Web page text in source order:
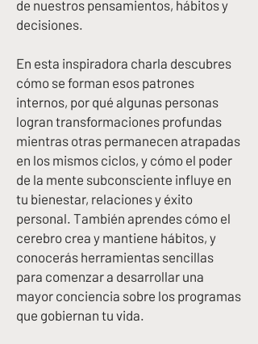
de nuestros pensamientos, hábitos y
decisiones.
En esta inspiradora charla descubres
cómo se forman esos patrones
internos, por qué algunas personas
logran transformaciones profundas
mientras otras permanecen atrapadas
en los mismos ciclos, y cómo el poder
de la mente subconsciente influye en
tu bienestar, relaciones y éxito
personal. También aprendes cómo el
cerebro crea y mantiene hábitos, y
conocerás herramientas sencillas
para comenzar a desarrollar una
mayor conciencia sobre los programas
que gobiernan tu vida.